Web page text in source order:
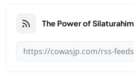
The Power of Silaturahim